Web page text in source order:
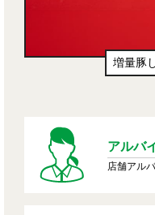
生ドー
アルバ
店舗アル